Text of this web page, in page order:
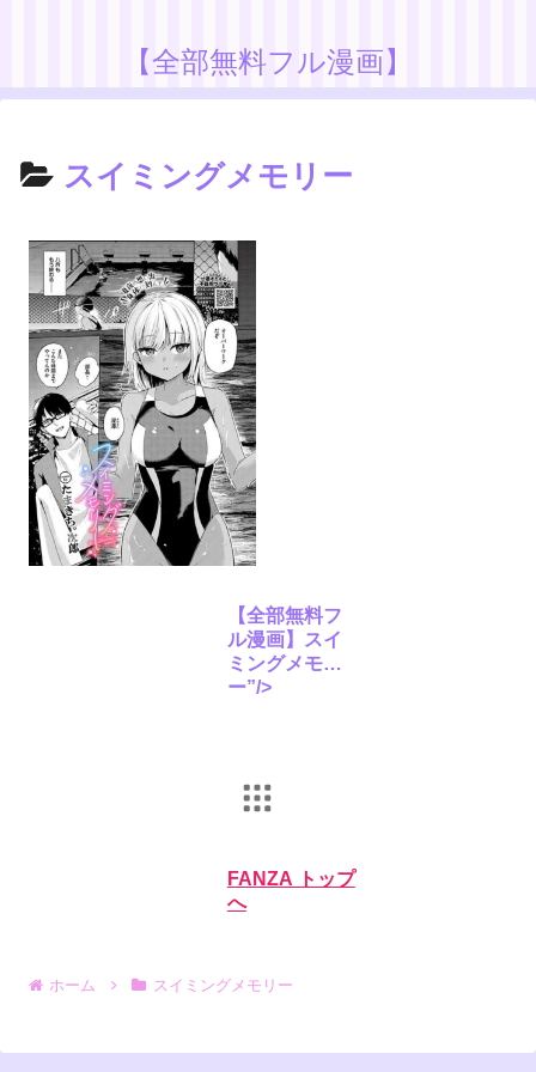
【全部無料フル漫画】
スイミングメモリー
【全部無料フ
ル漫画】スイ
ミングメモリ
ー”/>
FANZA トップ
へ
オンラインゲーム
ホーム スイミングメモリー